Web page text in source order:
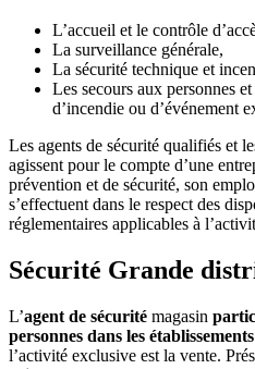
L’accueil et le contrôle
La surveillance générale,
La sécurité technique et
Les secours aux personnes
d’incendie ou d’événement
Les agents de sécurité qualifiés et
agissent pour le compte d’une
prévention et de sécurité, son
s’effectuent dans le respect des
réglementaires applicables à
Sécurité Grande
L’agent de sécurité magasin
personnes dans les
l’activité exclusive est la vente.